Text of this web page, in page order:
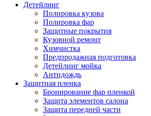
Детейлинг
Полировка кузова
Полировка фар
Защитные покрытия
Кузовной ремонт
Химчистка
Предпродажная подготовка
Детейлинг мойка
Антидождь
Защитная пленка
Бронирование фар пленкой
Защита элементов салона
Защита передней части